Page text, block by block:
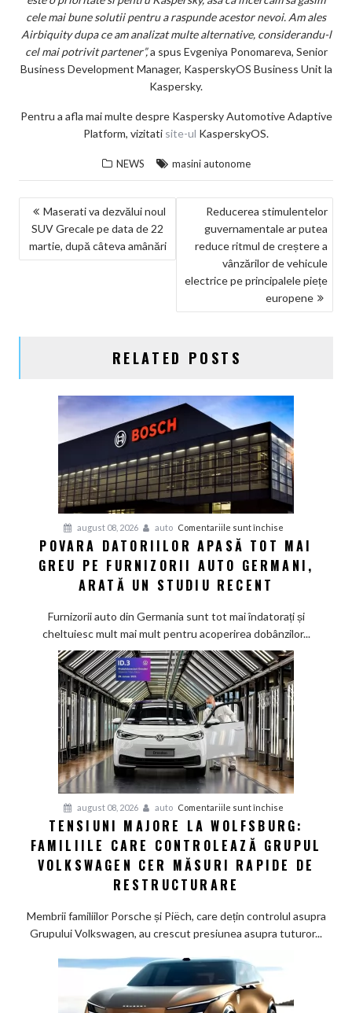
cele mai bune solutii pentru a raspunde acestor nevoi. Am ales
Airbiquity dupa ce am analizat multe alternative, considerandu-l
cel mai potrivit partener”,a spus Evgeniya Ponomareva, Senior
Business Development Manager, KasperskyOS Business Unit la
Kaspersky.
Pentru a afla mai multe despre Kaspersky Automotive Adaptive
Platform, vizitati site-ul KasperskyOS.
NEWS masini autonome
NAVIGARE
ÎN
ARTICOLE
Maserati va dezvălui noul
SUV Grecale pe data de 22
martie, după câteva amânări
Reducerea stimulentelor
guvernamentale ar putea
reduce ritmul de creștere a
vânzărilor de vehicule
electrice pe principalele piețe
europene
RELATED POSTS
august 08, 2026 auto Comentariile sunt închise
Povara
datoriilor
mai
greu
furnizorii
auto
germani,
arată
un
studiu
recent
POVARA DATORIILOR APASĂ TOT MAI
GREU PE FURNIZORII AUTO GERMANI,
ARATĂ UN STUDIU RECENT
Furnizorii auto din Germania sunt tot mai îndatorați și
cheltuiesc mult mai mult pentru acoperirea dobânzilor...
august 08, 2026 auto Comentariile sunt închise
Tensiuni
majore
la
care
măsuri
TENSIUNI MAJORE LA WOLFSBURG:
FAMILIILE CARE CONTROLEAZĂ GRUPUL
VOLKSWAGEN CER MĂSURI RAPIDE DE
RESTRUCTURARE
Membrii familiilor Porsche și Piëch, care dețin controlul asupra
Grupului Volkswagen, au crescut presiunea asupra tuturor...